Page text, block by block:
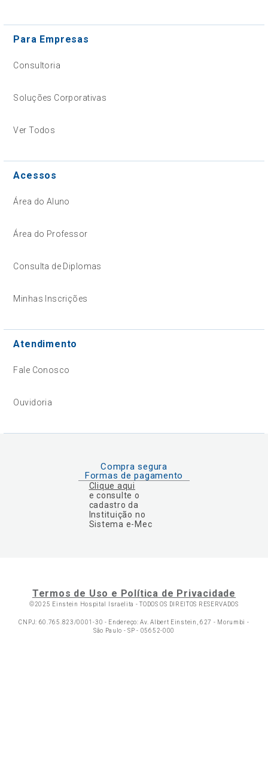
Para Empresas
Consultoria
Soluções Corporativas
Ver Todos
Acessos
Área do Aluno
Área do Professor
Consulta de Diplomas
Minhas Inscrições
Atendimento
Fale Conosco
Ouvidoria
Compra segura
Formas de pagamento
Clique aqui
e consulte o
cadastro da
Instituição no
Sistema e-Mec
Termos de Uso e Política de Privacidade
©2025 Einstein Hospital Israelita -TODOS OS DIREITOS RESERVADOS
CNPJ: 60.765.823/0001-30 - Endereço: Av. Albert Einstein, 627 - Morumbi -
São Paulo - SP - 05652-000